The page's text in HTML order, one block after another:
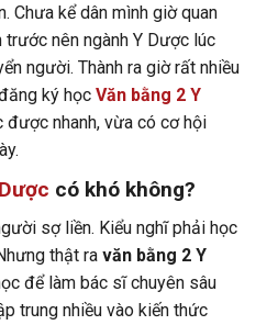
Chưa kể dân mình giờ quan
nên ngành Y Dược lúc
người. Thành ra giờ rất nhiều
ký họcVăn bằng 2 Y
nhanh, vừa có cơ hội
có khó không?
sợ liền. Kiểu nghĩ phải học
thật ra văn bằng 2 Y
để làm bác sĩ chuyên sâu
trung nhiều vào kiến thức